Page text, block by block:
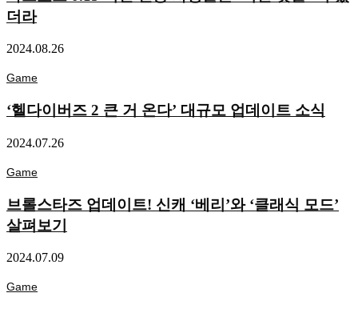
더라
2024.08.26
Game
‘헬다이버즈 2 큰 거 온다’ 대규모 업데이트 소식
2024.07.26
Game
브롤스타즈 업데이트! 신캐 ‘베리’와 ‘클래식 모드’
살펴보기
2024.07.09
Game